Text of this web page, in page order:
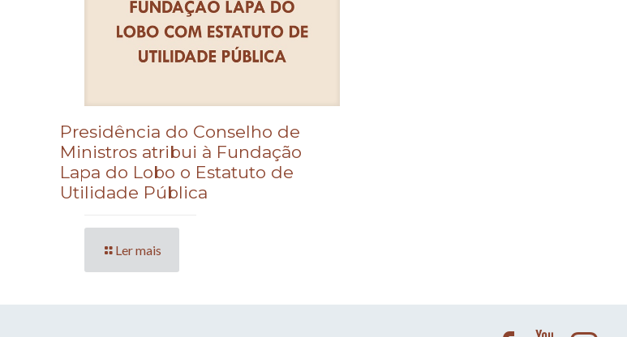
Presidência do Conselho de
Ministros atribui à Fundação
Lapa do Lobo o Estatuto de
Utilidade Pública
Ler mais